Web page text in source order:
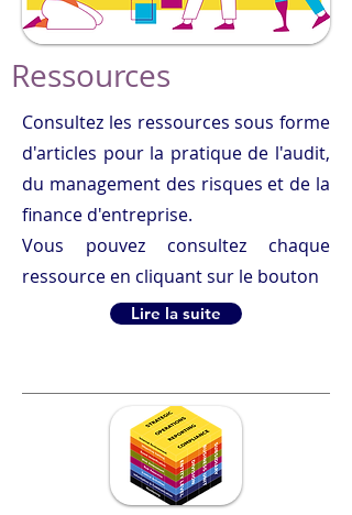
Ressources
Consultez les ressources sous forme
d'articles pour la pratique de l'audit,
du management des risques et de la
finance d'entreprise.
Vous pouvez consultez chaque
ressource en cliquant sur le bouton
Lire la suite